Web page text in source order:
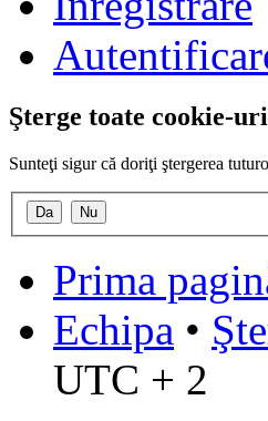
Şterge toate cookie-
Sunteţi sigur că doriţi ştergerea
Prima
Echipa •
UTC + 2